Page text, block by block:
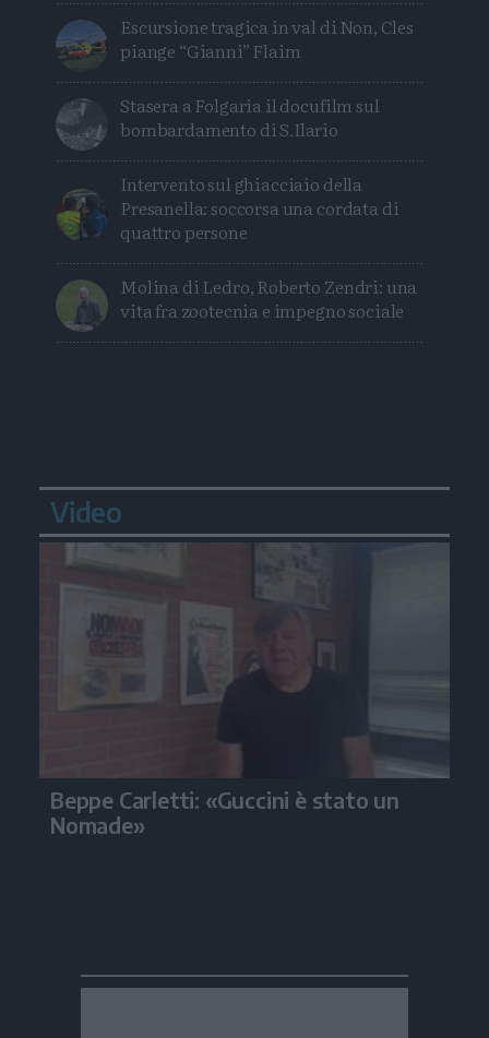
Escursione tragica in val di Non, Cles
piange “Gianni” Flaim
Stasera a Folgaria il docufilm sul
bombardamento di S.Ilario
Intervento sul ghiacciaio della
Presanella: soccorsa una cordata di
quattro persone
Molina di Ledro, Roberto Zendri: una
vita fra zootecnia e impegno sociale
Video
Beppe Carletti: «Guccini è stato un
Nomade»